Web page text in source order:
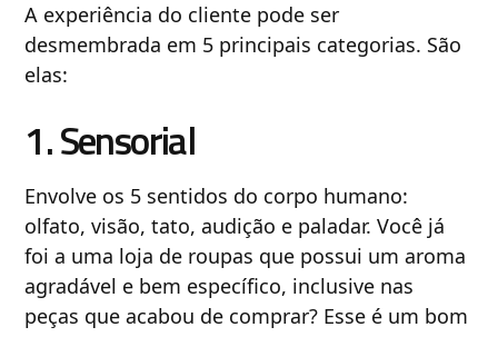
A experiência do cliente pode ser
desmembrada em 5 principais categorias. São
elas:
1. Sensorial
Envolve os 5 sentidos do corpo humano:
olfato, visão, tato, audição e paladar. Você já
foi a uma loja de roupas que possui um aroma
agradável e bem específico, inclusive nas
peças que acabou de comprar? Esse é um bom